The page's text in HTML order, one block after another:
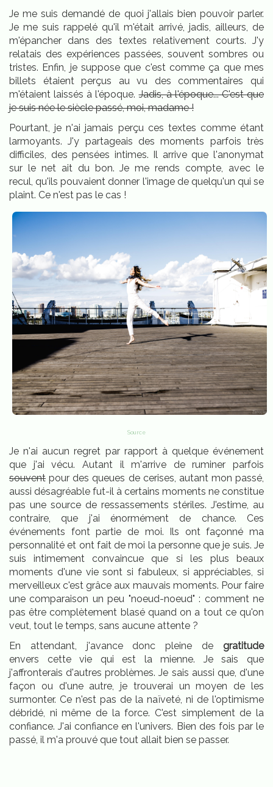
Je me suis demandé de quoi j'allais bien pouvoir parler.
Je me suis rappelé qu'il m'était arrivé, jadis, ailleurs, de
m'épancher dans des textes relativement courts. J'y
relatais des expériences passées, souvent sombres ou
tristes. Enfin, je suppose que c'est comme ça que mes
billets étaient perçus au vu des commentaires qui
m'étaient laissés à l'époque.Jadis, à l'époque... C'est que
je suis née le siècle passé, moi, madame !
Pourtant, je n'ai jamais perçu ces textes comme étant
larmoyants. J'y partageais des moments parfois très
difficiles, des pensées intimes. Il arrive que l'anonymat
sur le net ait du bon. Je me rends compte, avec le
recul, qu'ils pouvaient donner l'image de quelqu'un qui se
plaint. Ce n'est pas le cas !
Source
Je n'ai aucun regret par rapport à quelque événement
que j'ai vécu. Autant il m'arrive de ruminer parfois
souvent pour des queues de cerises, autant mon passé,
aussi désagréable fut-il à certains moments ne constitue
pas une source de ressassements stériles. J'estime, au
contraire, que j'ai énormément de chance. Ces
événements font partie de moi. Ils ont façonné ma
personnalité et ont fait de moi la personne que je suis. Je
suis intimement convaincue que si les plus beaux
moments d'une vie sont si fabuleux, si appréciables, si
merveilleux c'est grâce aux mauvais moments. Pour faire
une comparaison un peu "noeud-noeud" : comment ne
pas être complètement blasé quand on a tout ce qu'on
veut, tout le temps, sans aucune attente ?
En attendant, j'avance donc pleine de gratitude
envers cette vie qui est la mienne. Je sais que
j'affronterais d'autres problèmes. Je sais aussi que, d'une
façon ou d'une autre, je trouverai un moyen de les
surmonter. Ce n'est pas de la naïveté, ni de l'optimisme
débridé, ni même de la force. C'est simplement de la
confiance. J'ai confiance en l'univers. Bien des fois par le
passé, il m'a prouvé que tout allait bien se passer.